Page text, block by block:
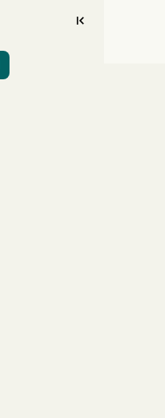
